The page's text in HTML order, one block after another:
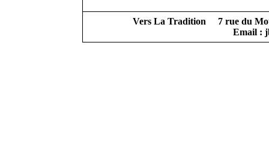
VersLa Tradition
7 rue du
Email :